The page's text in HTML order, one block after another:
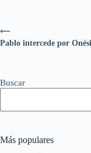
⟵
Pablo intercede por
Buscar
Más populares